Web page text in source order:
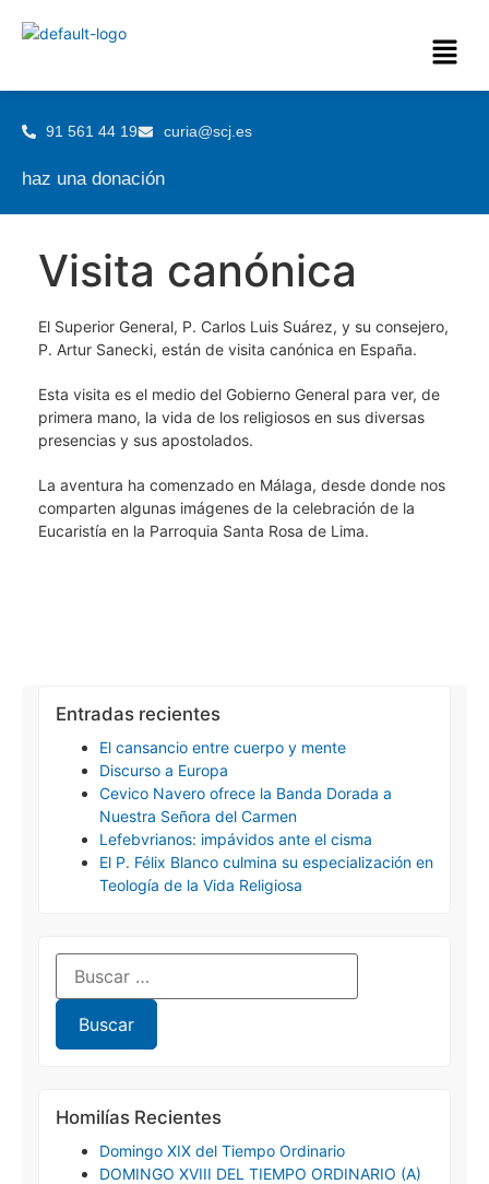
91 561 44 19 curia@scj.es
haz una donación
Visita canónica
El Superior General, P. Carlos Luis Suárez, y su consejero,
P. Artur Sanecki, están de visita canónica en España.
Esta visita es el medio del Gobierno General para ver, de
primera mano, la vida de los religiosos en sus diversas
presencias y sus apostolados.
La aventura ha comenzado en Málaga, desde donde nos
comparten algunas imágenes de la celebración de la
Eucaristía en la Parroquia Santa Rosa de Lima.
Entradas recientes
El cansancio entre cuerpo y mente
Discurso a Europa
Cevico Navero ofrece la Banda Dorada a
Nuestra Señora del Carmen
Lefebvrianos: impávidos ante el cisma
El P. Félix Blanco culmina su especialización en
Teología de la Vida Religiosa
Homilías Recientes
Domingo XIX del Tiempo Ordinario
DOMINGO XVIII DEL TIEMPO ORDINARIO (A)